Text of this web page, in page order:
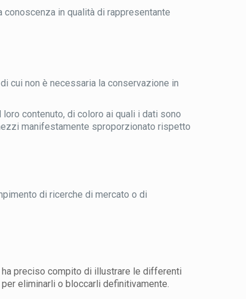
in qualità di rappresentante
cui non è necessaria la conservazione in
contenuto, di coloro ai quali i dati sono
manifestamente sproporzionato rispetto
di ricerche di mercato o di
preciso compito di illustrare le differenti
eliminarli o bloccarli definitivamente.